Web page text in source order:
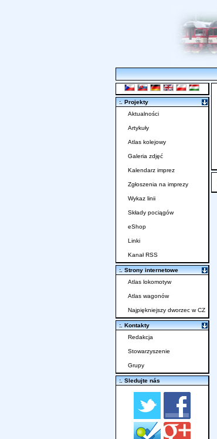
:. Projekty
Aktualności
Artykuły
Atlas kolejowy
Galeria zdjęć
Kalendarz imprez
Zgłoszenia na imprezy
Wykaz linii
Składy pociągów
eShop
Linki
Kanał RSS
:. Strony internetowe
Atlas lokomotyw
Atlas wagonów
Najpiękniejszy dworzec w CZ
:. Kontakty
Redakcja
Stowarzyszenie
Grupy
:. Sledujte nás